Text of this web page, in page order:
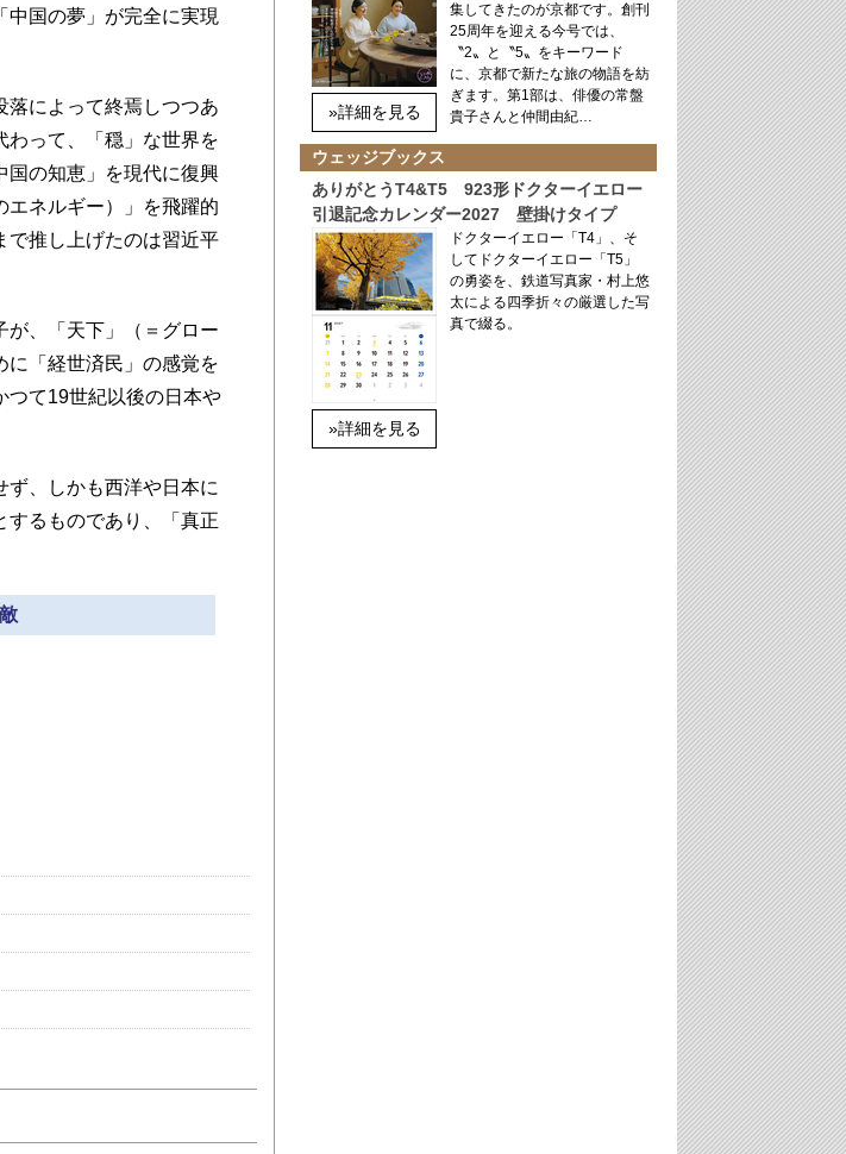
中国の夢」が完全に実現
によって終焉しつつあ
わって、「穏」な世界を
国の知恵」を現代に復興
エネルギー）」を飛躍的
で推し上げたのは習近平
、「天下」（＝グロー
に「経世済民」の感覚を
つて19世紀以後の日本や
、しかも西洋や日本に
するものであり、「真正
»詳細を見る
集してきたのが京都です。創刊
25周年を迎える今号では、
〝2〟と〝5〟をキーワード
に、京都で新たな旅の物語を紡
ぎます。第1部は、俳優の常盤
貴子さんと仲間由紀…
ウェッジブックス
ありがとうT4&T5 923形ドクターイエロー
引退記念カレンダー2027 壁掛けタイプ
»詳細を見る
ドクターイエロー「T4」、そ
してドクターイエロー「T5」
の勇姿を、鉄道写真家・村上悠
太による四季折々の厳選した写
真で綴る。